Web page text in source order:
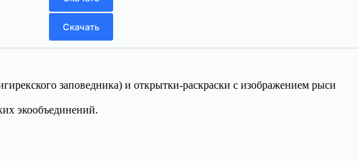
Скачать
заповедника) и открытки-раскраски с изображением рыси
экообъединений.